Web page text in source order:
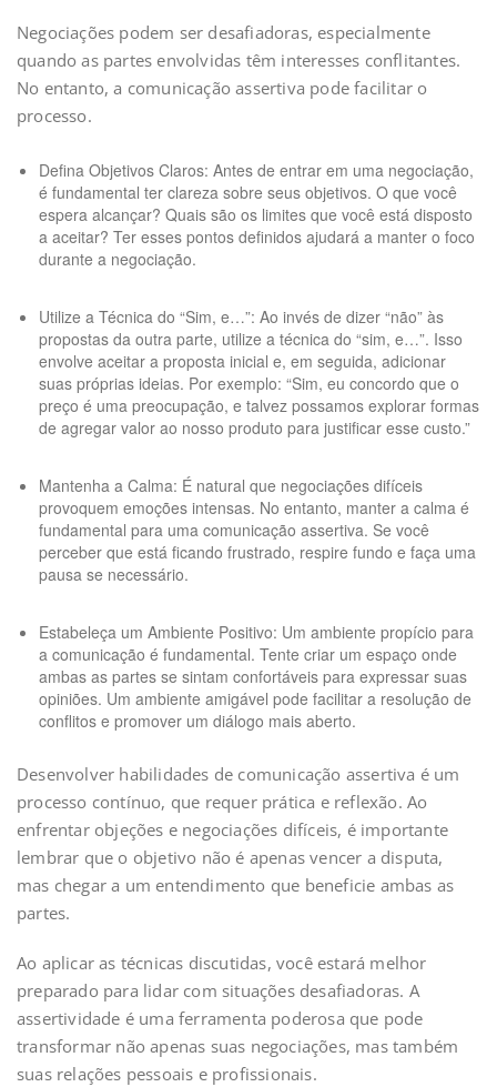
Negociações podem ser desafiadoras, especialmente
quando as partes envolvidas têm interesses conflitantes.
No entanto, a comunicação assertiva pode facilitar o
processo.
Defina Objetivos Claros: Antes de entrar em uma negociação,
é fundamental ter clareza sobre seus objetivos. O que você
espera alcançar? Quais são os limites que você está disposto
a aceitar? Ter esses pontos definidos ajudará a manter o foco
durante a negociação.
Utilize a Técnica do “Sim, e…”: Ao invés de dizer “não” às
propostas da outra parte, utilize a técnica do “sim, e…”. Isso
envolve aceitar a proposta inicial e, em seguida, adicionar
suas próprias ideias. Por exemplo: “Sim, eu concordo que o
preço é uma preocupação, e talvez possamos explorar formas
de agregar valor ao nosso produto para justificar esse custo.”
Mantenha a Calma: É natural que negociações difíceis
provoquem emoções intensas. No entanto, manter a calma é
fundamental para uma comunicação assertiva. Se você
perceber que está ficando frustrado, respire fundo e faça uma
pausa se necessário.
Estabeleça um Ambiente Positivo: Um ambiente propício para
a comunicação é fundamental. Tente criar um espaço onde
ambas as partes se sintam confortáveis para expressar suas
opiniões. Um ambiente amigável pode facilitar a resolução de
conflitos e promover um diálogo mais aberto.
Desenvolver habilidades de comunicação assertiva é um
processo contínuo, que requer prática e reflexão. Ao
enfrentar objeções e negociações difíceis, é importante
lembrar que o objetivo não é apenas vencer a disputa,
mas chegar a um entendimento que beneficie ambas as
partes.
Ao aplicar as técnicas discutidas, você estará melhor
preparado para lidar com situações desafiadoras. A
assertividade é uma ferramenta poderosa que pode
transformar não apenas suas negociações, mas também
suas relações pessoais e profissionais.